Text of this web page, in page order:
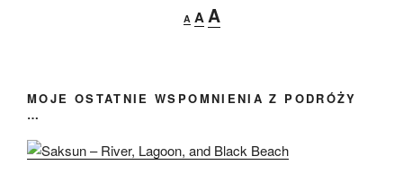
A
Decrease
font
A Reset
font
AIncrease
MOJE OSTATNIE WSPOMNIENIA Z PODRÓŻY
…